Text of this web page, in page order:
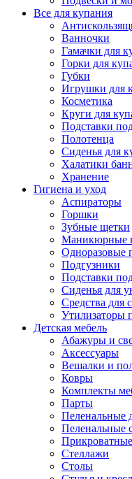
Все для купания
Ванночки
Гамачки для
Горки для
Губки
Игрушки для
Косметика
Круги для
Подставки
Полотенца
Сиденья для
Халатики
Хранение
Гигиена и уход
Аспираторы
Горшки
Зубные щетки
Маникюрные
Одноразовые
Подгузники
Подставки
Сиденья для
Средства для
Утилизаторы
Детская мебель
Абажуры и
Аксессуары
Вешалки и
Ковры
Комплекты
Парты
Пеленальные
Пеленальные
Стеллажи
Столы